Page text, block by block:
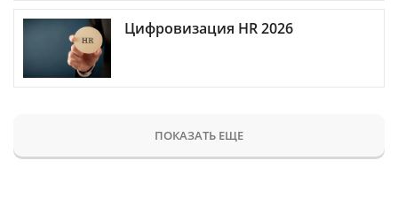
Цифровизация HR 2026
ПОКАЗАТЬ ЕЩЕ